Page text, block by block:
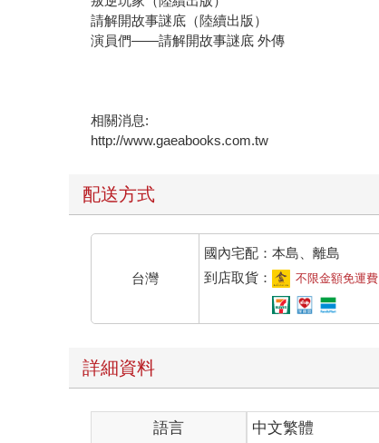
請解開故事謎底（陸續出版）
演員們——請解開故事謎底 外傳
相關消息:
http://www.gaeabooks.com.tw
配送方式
台灣
國內宅配：本島、離島
到店取貨：
不限金額免運費
詳細資料
語言 中文繁體